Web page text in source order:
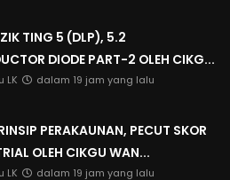
TING 5 (DLP), 5.2
DIODE PART-2 OLEH CIKG...
LK dalam 19 jam yang lalu
PERAKAUNAN, PECUT SKOR
OLEH CIKGU WAN...
LK dalam 19 jam yang lalu